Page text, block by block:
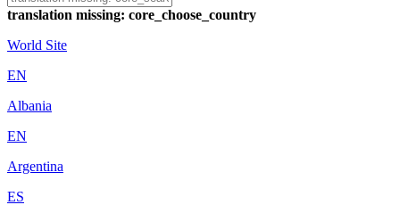
translation missing: core_choose_country
World Site
EN
Albania
EN
Argentina
ES